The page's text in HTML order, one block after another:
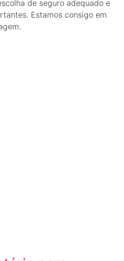
de seguro adequado e
Estamos consigo em